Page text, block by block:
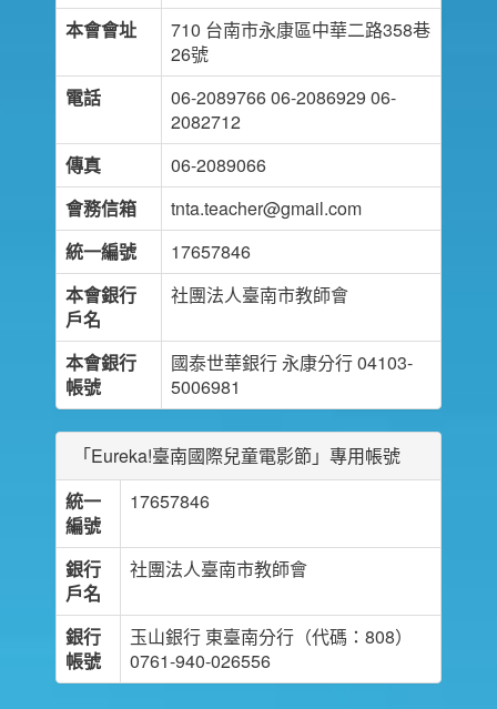
本會會址
710 台南市永康區中華二路358巷
26號
電話
06-2089766 06-2086929 06-
2082712
傳真
06-2089066
會務信箱
tnta.teacher@gmail.com
統一編號
17657846
本會銀行
戶名
社團法人臺南市教師會
本會銀行
帳號
國泰世華銀行 永康分行 04103-
5006981
「Eureka!臺南國際兒童電影節」專用帳號
統一
編號
17657846
銀行
戶名
社團法人臺南市教師會
銀行
帳號
玉山銀行 東臺南分行（代碼：808）
0761-940-026556